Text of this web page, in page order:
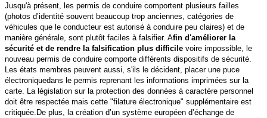
Jusqu'à présent, les permis de conduire comportent plusieurs failles
(photos d’identité souvent beaucoup trop anciennes, catégories de
véhicules que le conducteur est autorisé à conduire peu claires) et de
manière générale, sont plutôt faciles à falsifier.Afin d'améliorer la
sécurité et de rendre la falsification plus difficile voire impossible, le
nouveau permis de conduire comporte différents dispositifs de sécurité.
Les états membres peuvent aussi, s'ils le décident, placer unepuce
électroniquedans le permis reprenant les informations imprimées sur la
carte. La législation sur la protection des données àcaractère personnel
doit être respectée mais cette "filature électronique" supplémentaire est
critiquée. De plus, la création d’un système européen d’échange de